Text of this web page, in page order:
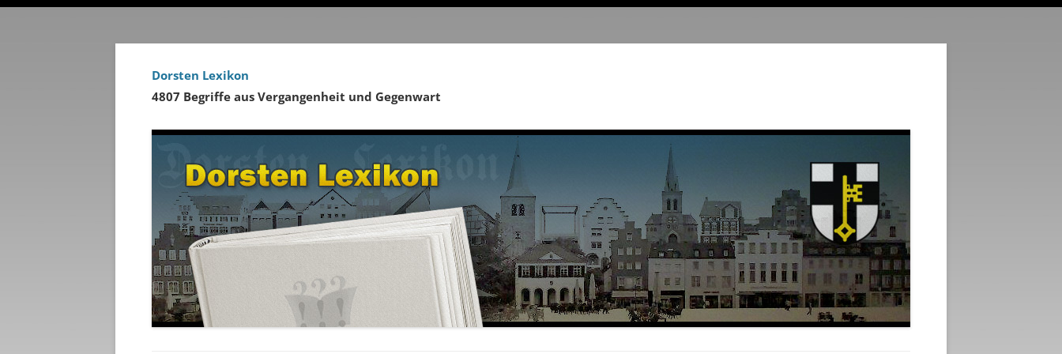
Dorsten Lexikon
4807 Begriffe aus Vergangenheit und Gegenwart